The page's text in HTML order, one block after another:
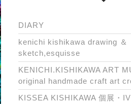
DIARY
kenichi kishikawa drawing ＆
sketch,esquisse
KENICHI.KISHIKAWA ART
original handmade craft art
KISSEA KISHIKAWA 個展・